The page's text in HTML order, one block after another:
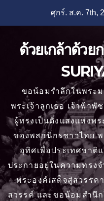
ศุกร์. ส.ค. 7th,
ด้วยเกล้าด้วย
ขอน้อมรำลึกในพระ
พระเจ้าลูกเธอ เจ้าฟ้าพั
ผู้ทรงเป็นดั่งแสงแห่งพ
ของพสกนิกรชาวไทย
อุทิศเพื่อประเทศชาติ
ประกายอยู่ในความทรง
พระองค์เสด็จสู่สวรรค
สวรรค์ และขอน้อมสำนึ